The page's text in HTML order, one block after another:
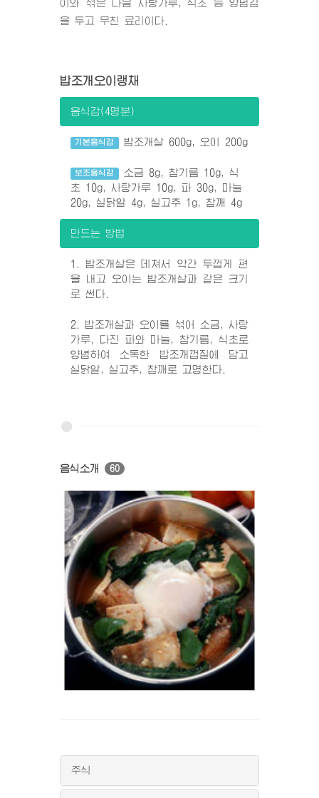
이와 섞은 다음 사탕가루, 식초 등 양념감
을 두고 무친 료리이다.
밥조개오이랭채
음식감(4명분)
기본음식감 밥조개살 600g, 오이 200g
보조음식감
소금 8g, 참기름 10g, 식
초 10g, 사탕가루 10g, 파 30g, 마늘
20g, 실닭알 4g, 실고추 1g, 참깨 4g
만드는 방법
1. 밥조개살은 데쳐서 약간 두껍게 편
을 내고 오이는 밥조개살과 같은 크기
로 썬다.
2. 밥조개살과 오이를 섞어 소금, 사탕
가루, 다진 파와 마늘, 참기름, 식초로
양념하여 소독한 밥조개껍질에 담고
실닭알, 실고추, 참깨로 고명한다.
음식소개 60
주식